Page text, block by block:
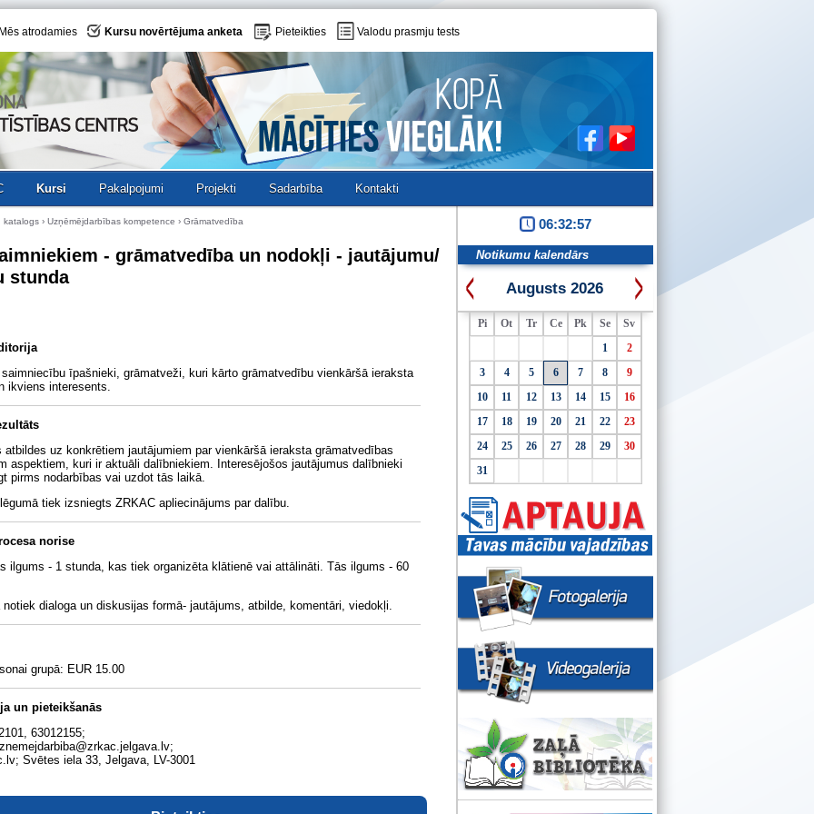
Mēs atrodamies Kursu novērtējuma anketa Pieteikties Valodu prasmju tests
Kursi Pakalpojumi Projekti Sadarbība Kontakti
katalogs › Uzņēmējdarbības kompetence › Grāmatvedība
- grāmatvedība un nodokļi - jautājumu/
stunda
īpašnieki, grāmatveži, kuri kārto grāmatvedību vienkāršā ieraksta
ikviens interesents.
atbildes uz konkrētiem jautājumiem par vienkāršā ieraksta grāmatvedības
aspektiem, kuri ir aktuāli dalībniekiem. Interesējošos jautājumus dalībnieki
pirms nodarbības vai uzdot tās laikā.
tiek izsniegts ZRKAC apliecinājums par dalību.
norise
ilgums - 1 stunda, kas tiek organizēta klātienē vai attālināti. Tās ilgums - 60
notiek dialoga un diskusijas formā- jautājums, atbilde, komentāri, viedokļi.
grupā: EUR 15.00
un pieteikšanās
63012155;
Svētes iela 33, Jelgava, LV-3001
06:32:58
Notikumu kalendārs
Augusts 2026
Pi Ot Tr Ce Pk Se
Sv
1
2
3
4 5 6 7 8
9
10
11 12 13 14 15
16
17
18 19 20 21 22
23
24
25 26 27 28 29
30
31